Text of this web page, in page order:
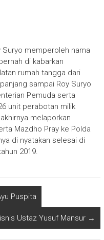
Suryo memperoleh nama
di kabarkan
rumah tangga dari
sampai Roy Suryo
Pemuda serta
unit perabotan milik
melaporkan
Mazdho Pray ke Polda
di nyatakan selesai di
2019.
Puspita
Ustaz Yusuf Mansur →